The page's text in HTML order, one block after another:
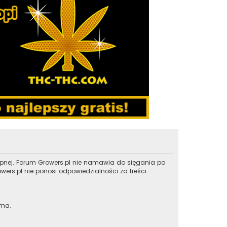
Forum Growers.pl nie namawia do sięgania po
nie ponosi odpowiedzialności za treści